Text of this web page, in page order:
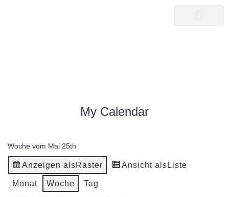
My Calendar
Woche vom Mai 25th
Anzeigen alsRaster Ansicht als Liste
Monat Woche Tag